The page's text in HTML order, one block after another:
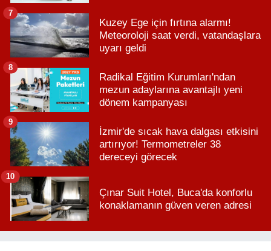
Kuzey Ege için fırtına alarmı!
Meteoroloji saat verdi, vatandaşlara
uyarı geldi
7
Radikal Eğitim Kurumları'ndan
mezun adaylarına avantajlı yeni
dönem kampanyası
8
İzmir'de sıcak hava dalgası etkisini
artırıyor! Termometreler 38
dereceyi görecek
9
Çınar Suit Hotel, Buca'da konforlu
konaklamanın güven veren adresi
10